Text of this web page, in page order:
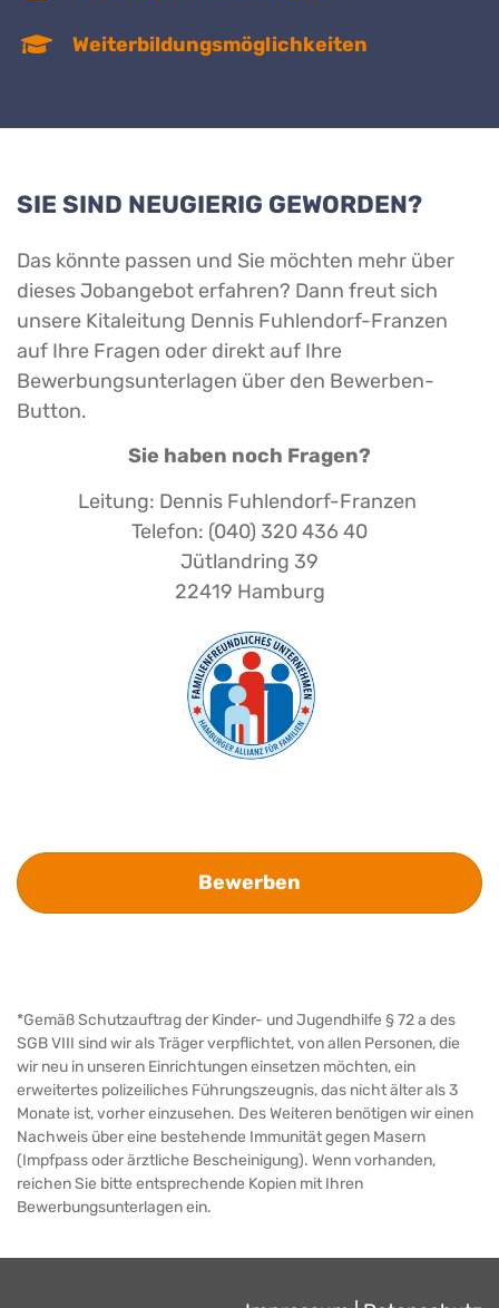
Weiterbildungsmöglichkeiten
SIE SIND NEUGIERIG GEWORDEN?
Das könnte passen und Sie möchten mehr über
dieses Jobangebot erfahren? Dann freut sich
unsere Kitaleitung Dennis Fuhlendorf-Franzen
auf Ihre Fragen oder direkt auf Ihre
Bewerbungsunterlagen über den Bewerben-
Button.
Sie haben noch Fragen?
Leitung: Dennis Fuhlendorf-Franzen
Telefon: (040) 320 436 40
Jütlandring 39
22419 Hamburg
Bewerben
*Gemäß Schutzauftrag der Kinder- und Jugendhilfe § 72 a des
SGB VIII sind wir als Träger verpflichtet, von allen Personen, die
wir neu in unseren Einrichtungen einsetzen möchten, ein
erweitertes polizeiliches Führungszeugnis, das nicht älter als 3
Monate ist, vorher einzusehen. Des Weiteren benötigen wir einen
Nachweis über eine bestehende Immunität gegen Masern
(Impfpass oder ärztliche Bescheinigung). Wenn vorhanden,
reichen Sie bitte entsprechende Kopien mit Ihren
Bewerbungsunterlagen ein.